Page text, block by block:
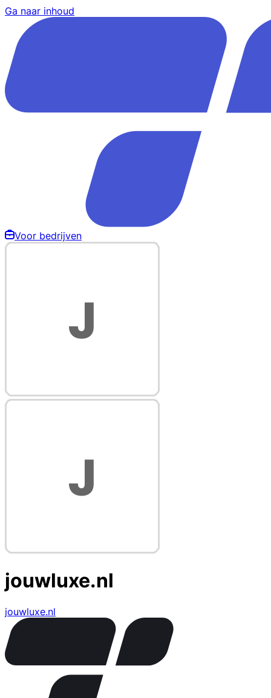
Ga naar inhoud
Voor bedrijven
jouwluxe.nl
jouwluxe.nl